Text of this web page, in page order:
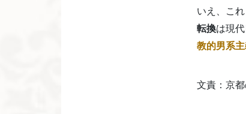
いえ、これ
転換は現
教的男系
文責：京